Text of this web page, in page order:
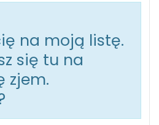
na moją listę.
się tu na
zjem.